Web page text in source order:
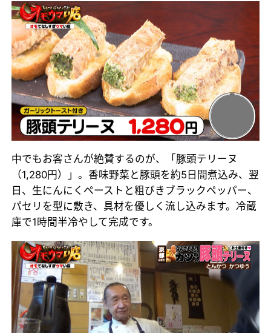
中でもお客さんが絶賛するのが、「豚頭テリーヌ
（1,280円）」。香味野菜と豚頭を約5日間煮込み、翌
日、生にんにくペーストと粗びきブラックペッパー、
パセリを型に敷き、具材を優しく流し込みます。冷蔵
庫で1時間半冷やして完成です。